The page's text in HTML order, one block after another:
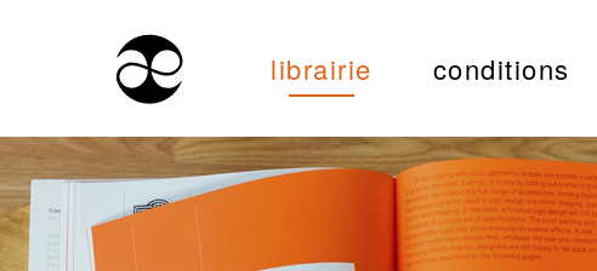
librairie conditions